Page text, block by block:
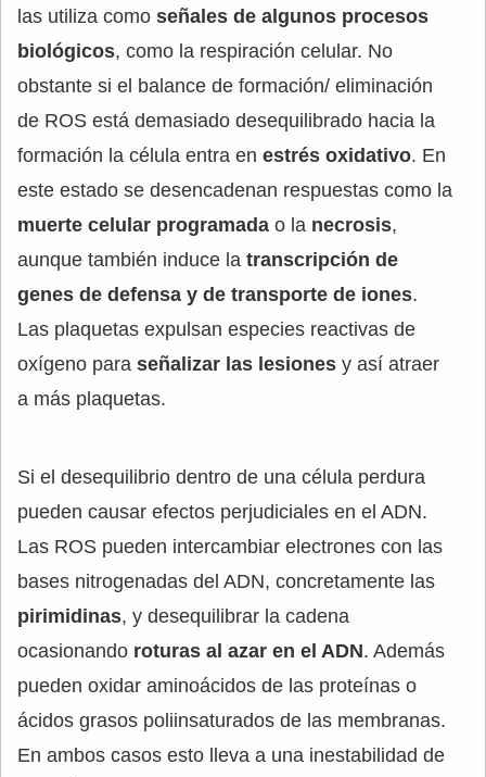
las utiliza como señales de algunos procesos
biológicos, como la respiración celular. No
obstante si el balance de formación/ eliminación
de ROS está demasiado desequilibrado hacia la
formación la célula entra en estrés oxidativo. En
este estado se desencadenan respuestas como la
muerte celular programada o la necrosis,
aunque también induce la transcripción de
genes de defensa y de transporte de iones.
Las plaquetas expulsan especies reactivas de
oxígeno para señalizar las lesiones y así atraer
a más plaquetas.
Si el desequilibrio dentro de una célula perdura
pueden causar efectos perjudiciales en el ADN.
Las ROS pueden intercambiar electrones con las
bases nitrogenadas del ADN, concretamente las
pirimidinas, y desequilibrar la cadena
ocasionando roturas al azar en el ADN. Además
pueden oxidar aminoácidos de las proteínas o
ácidos grasos poliinsaturados de las membranas.
En ambos casos esto lleva a una inestabilidad de